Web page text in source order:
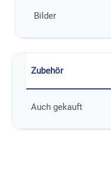
Bilder
Zubehör
Auch gekauft